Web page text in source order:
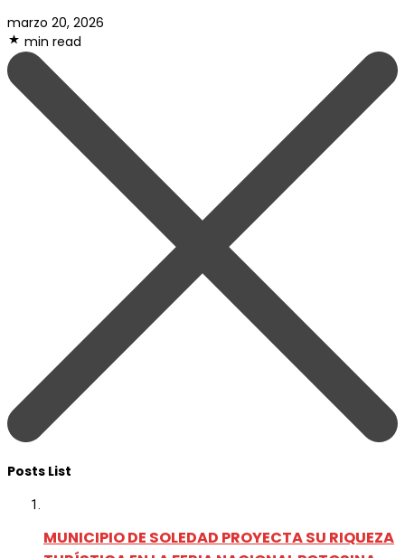
marzo 20, 2026
min read
Posts List
MUNICIPIO DE SOLEDAD PROYECTA SU RIQUEZA